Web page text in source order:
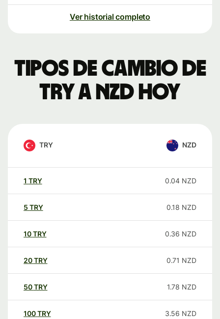
Ver historial completo
Tipos de cambio de
TRY a NZD hoy
TRY NZD
1 TRY 0.04 NZD
5 TRY 0.18 NZD
10TRY 0.36 NZD
20TRY 0.71 NZD
50TRY 1.78 NZD
100TRY 3.56 NZD